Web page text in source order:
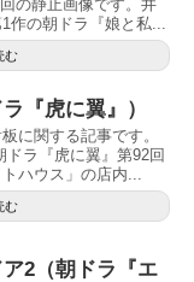
の静止画像です。井
作の朝ドラ『娘と私...
む
『虎に翼』）
に関する記事です。
ラ『虎に翼』第92回
ハウス」の店内...
む
ア2（朝ドラ『エ